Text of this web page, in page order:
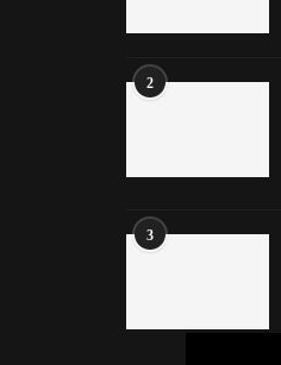
2
3